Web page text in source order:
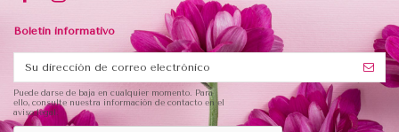
Boletin informativo
Puede darse de baja en cualquier momento. Para
ello, consulte nuestra información de contacto en el
aviso legal.